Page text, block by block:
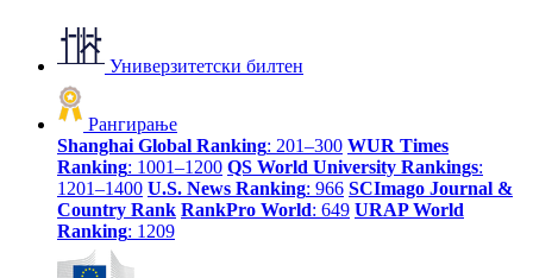
Универзитетски билтен
Рангирање
Shanghai Global Ranking: 201–300 WUR Times
Ranking: 1001–1200 QS World University Rankings:
1201–1400 U.S. News Ranking: 966 SCImago Journal &
Country Rank RankPro World: 649 URAP World
Ranking: 1209